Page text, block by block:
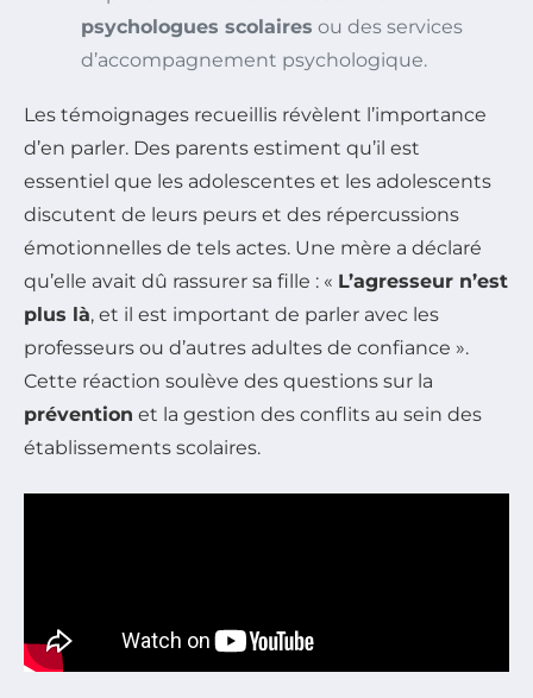
psychologues scolaires ou des services
d’accompagnement psychologique.
Les témoignages recueillis révèlent l’importance
d’en parler. Des parents estiment qu’il est
essentiel que les adolescentes et les adolescents
discutent de leurs peurs et des répercussions
émotionnelles de tels actes. Une mère a déclaré
qu’elle avait dû rassurer sa fille : « L’agresseur n’est
plus là, et il est important de parler avec les
professeurs ou d’autres adultes de confiance ».
Cette réaction soulève des questions sur la
prévention et la gestion des conflits au sein des
établissements scolaires.